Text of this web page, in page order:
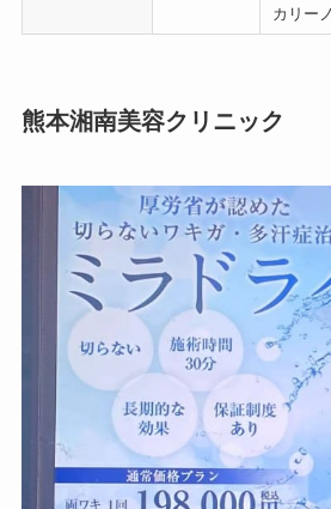
カリー
熊本湘南美容クリニック